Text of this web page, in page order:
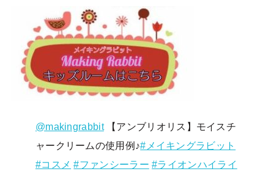
@makingrabbit【アンブリオリス】モイスチ
ャークリームの使用例♪#メイキングラビット
#コスメ #ファンシーラー #ライオンハイライ